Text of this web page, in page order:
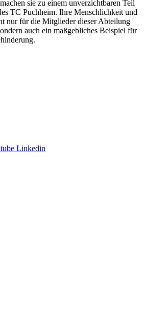
sie zu einem unver­zicht­ba­ren Teil
TC Puch­heim. Ihre Mensch­lich­keit und
nur für die Mitglie­der dieser Abtei­lung
auch ein maßgeb­li­ches Beispiel für
Linkedin